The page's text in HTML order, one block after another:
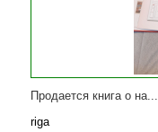
Продается книга о на...
riga